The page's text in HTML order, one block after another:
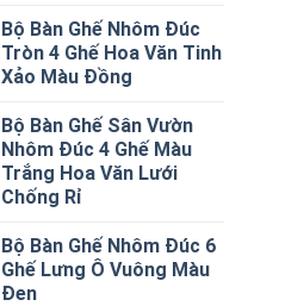
Bộ Bàn Ghế Nhôm Đúc
Tròn 4 Ghế Hoa Văn Tinh
Xảo Màu Đồng
Bộ Bàn Ghế Sân Vườn
Nhôm Đúc 4 Ghế Màu
Trắng Hoa Văn Lưới
Chống Rỉ
Bộ Bàn Ghế Nhôm Đúc 6
Ghế Lưng Ô Vuông Màu
Đen